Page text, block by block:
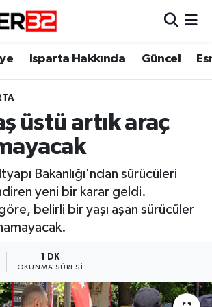
Isparta Hakkında Güncel
üstü artık araç
Bakanlığı'ndan sürücüleri
yeni bir karar geldi.
belirli bir yaşı aşan sürücüler
1 DK
OKUNMA SÜRESI
ki;
Eczaneler
Yoğunluk Haritası
Durumu ve Fikstür
Haberleri